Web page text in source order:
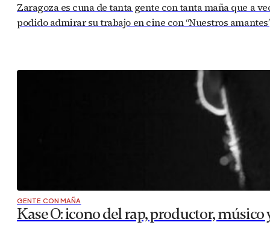
Zaragoza es cuna de tanta gente con tanta maña que a
podido admirar su trabajo en cine con “Nuestros
GENTE CON MAÑA
Kase O: icono del rap, productor, músico